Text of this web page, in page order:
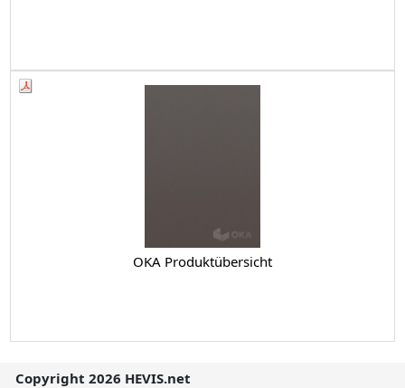
OKA Produktübersicht
Copyright 2026 HEVIS.net